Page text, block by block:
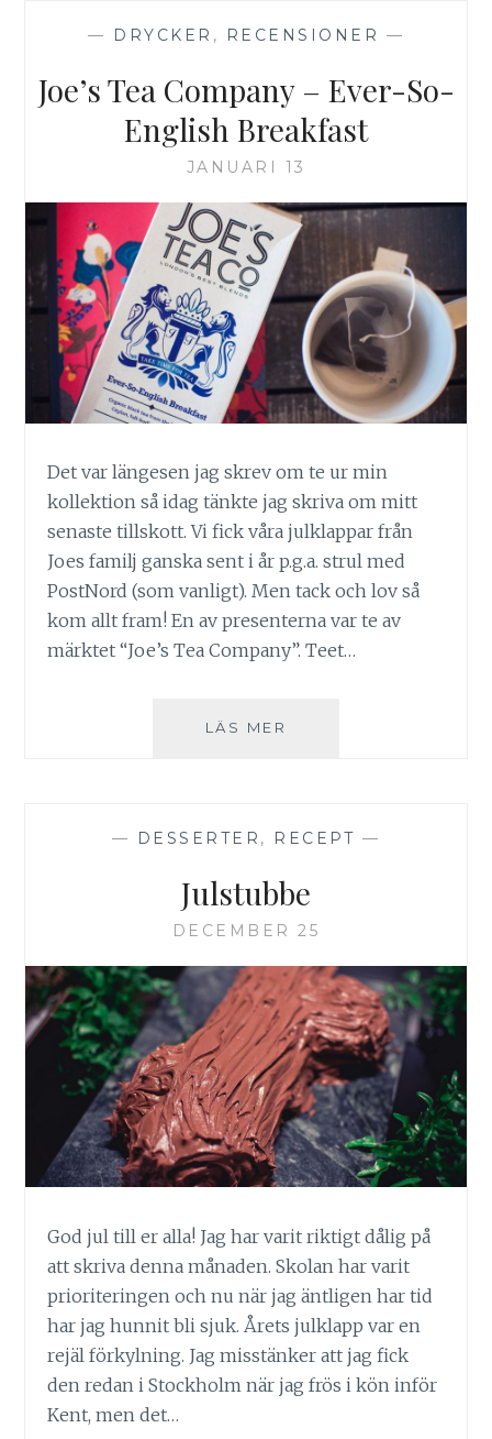
— DRYCKER , RECENSIONER —
Joe’s Tea Company – Ever-So-
English Breakfast
JANUARI 13
Det var längesen jag skrev om te ur min
kollektion så idag tänkte jag skriva om mitt
senaste tillskott. Vi fick våra julklappar från
Joes familj ganska sent i år p.g.a. strul med
PostNord (som vanligt). Men tack och lov så
kom allt fram! En av presenterna var te av
märktet “Joe’s Tea Company”. Teet…
LÄS MER
SO-
BREAKFAST
— DESSERTER , RECEPT —
Julstubbe
DECEMBER 25
God jul till er alla! Jag har varit riktigt dålig på
att skriva denna månaden. Skolan har varit
prioriteringen och nu när jag äntligen har tid
har jag hunnit bli sjuk. Årets julklapp var en
rejäl förkylning. Jag misstänker att jag fick
den redan i Stockholm när jag frös i kön inför
Kent, men det…